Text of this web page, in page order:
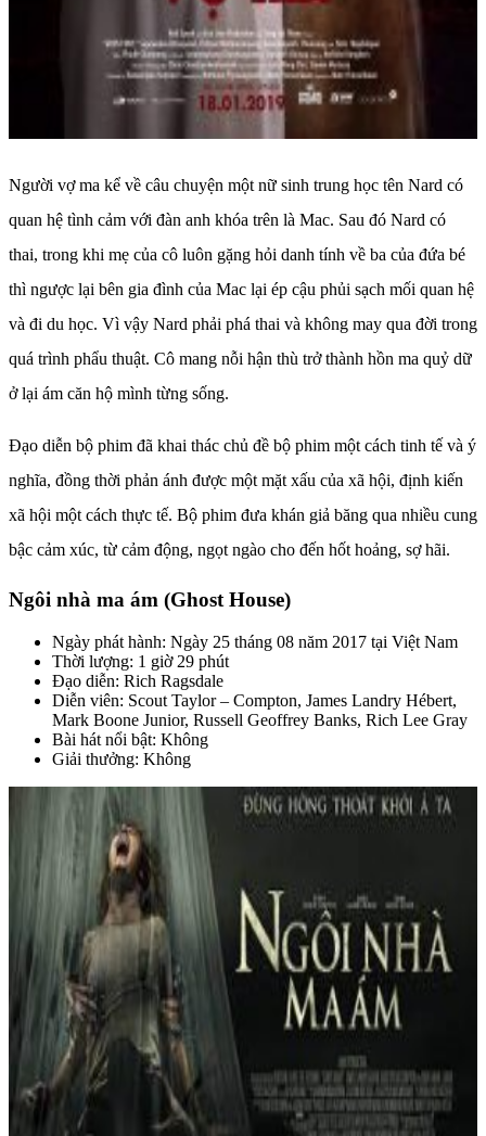
Người vợ ma kể về câu chuyện một nữ sinh trung học tên Nard có
quan hệ tình cảm với đàn anh khóa trên là Mac. Sau đó Nard có
thai, trong khi mẹ của cô luôn gặng hỏi danh tính về ba của đứa bé
thì ngược lại bên gia đình của Mac lại ép cậu phủi sạch mối quan hệ
và đi du học. Vì vậy Nard phải phá thai và không may qua đời trong
quá trình phẩu thuật. Cô mang nỗi hận thù trở thành hồn ma quỷ dữ
ở lại ám căn hộ mình từng sống.
Đạo diễn bộ phim đã khai thác chủ đề bộ phim một cách tinh tế và ý
nghĩa, đồng thời phản ánh được một mặt xấu của xã hội, định kiến
xã hội một cách thực tế. Bộ phim đưa khán giả băng qua nhiều cung
bậc cảm xúc, từ cảm động, ngọt ngào cho đến hốt hoảng, sợ hãi.
Ngôi nhà ma ám (Ghost House)
Ngày phát hành: Ngày 25 tháng 08 năm 2017 tại Việt Nam
Thời lượng: 1 giờ 29 phút
Đạo diễn: Rich Ragsdale
Diễn viên: Scout Taylor – Compton, James Landry Hébert,
Mark Boone Junior, Russell Geoffrey Banks, Rich Lee Gray
Bài hát nổi bật: Không
Giải thưởng: Không